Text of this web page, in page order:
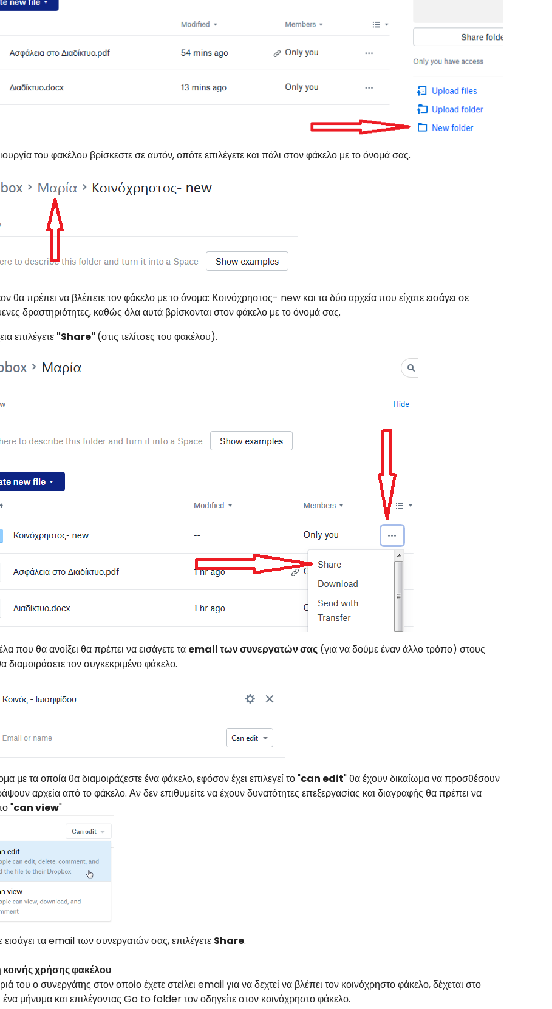
του φακέλου βρίσκεστε σε αυτόν, οπότε επιλέγετε και πάλι στον φάκελο με το όνομά σας.
θα πρέπει να βλέπετε τον φάκελο με το όνομα: Κοινόχρηστος- new και τα δύο αρχεία που είχατε εισάγει σε
δραστηριότητες, καθώς όλα αυτά βρίσκονται στον φάκελο με το όνομά σας.
επιλέγετε "Share" (στις τελίτσες του φακέλου).
που θα ανοίξει θα πρέπει να εισάγετε τα email των συνεργατών σας (για να δούμε έναν άλλο τρόπο) στους
διαμοιράσετε τον συγκεκριμένο φάκελο.
με τα οποία θα διαμοιράζεστε ένα φάκελο, εφόσον έχει επιλεγεί το "can edit" θα έχουν δικαίωμα να προσθέσουν
αρχεία από το φάκελο. Αν δεν επιθυμείτε να έχουν δυνατότητες επεξεργασίας και διαγραφής θα πρέπει να
"can view"
εισάγει τα email των συνεργατών σας, επιλέγετε Share.
χρήσης φακέλου
του ο συνεργάτης στον οποίο έχετε στείλει email για να δεχτεί να βλέπει τον κοινόχρηστο φάκελο, δέχεται στο
μήνυμα και επιλέγοντας Go to folder τον οδηγείτε στον κοινόχρηστο φάκελο.